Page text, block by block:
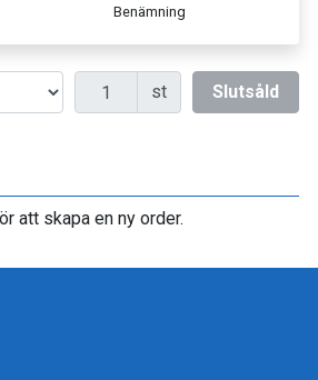
att skapa en ny order.
Benämning
Antal st Slutsåld